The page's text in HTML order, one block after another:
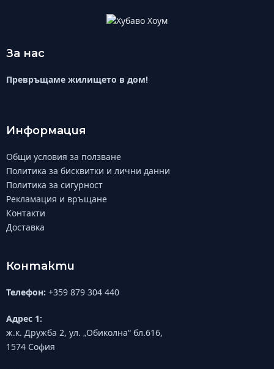
За нас
Превръщаме жилището в дом!
Информация
Общи условия за ползване
Политика за бисквитки и лични данни
Политика за сигурност
Рекламация и връщане
Контакти
Доставка
Контакти
Телефон: +359 879 304 440
Адрес 1:
ж.к. Дружба 2, ул. „Обиколна“ бл.616,
1574 София